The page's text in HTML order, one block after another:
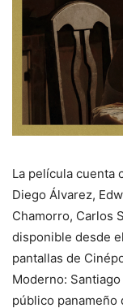
La película cuenta
Diego Álvarez,
Chamorro, Carlos
disponible desde
pantallas de
Moderno:
público